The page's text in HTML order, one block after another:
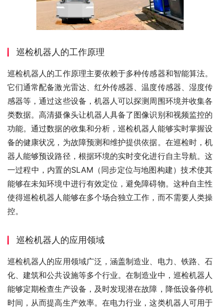
巡检机器人的工作原理
巡检机器人的工作原理主要依赖于多种传感器和智能算法。
它们通常配备激光雷达、红外传感器、温度传感器、湿度传
感器等，通过这些设备，机器人可以探测周围环境并收集各
类数据。高清摄像头让机器人具备了图像识别和视频监控的
功能。通过数据的收集和分析，巡检机器人能够实时掌握设
备的健康状况，为故障预测和维护提供依据。在巡检时，机
器人能够预设路径，根据环境的实时变化进行自主导航。这
一过程中，内置的SLAM（同步定位与地图构建）技术使其
能够在未知环境中进行有效定位，避免障碍物。这种自主性
使得巡检机器人能够在多个场合独立工作，而不需要人类操
控。
巡检机器人的应用领域
巡检机器人的应用领域广泛，涵盖制造业、电力、铁路、石
化、建筑和公共设施等多个行业。在制造业中，巡检机器人
能够定期检查生产设备，及时发现潜在故障，降低设备停机
时间，从而提高生产效率。在电力行业，这类机器人可用于